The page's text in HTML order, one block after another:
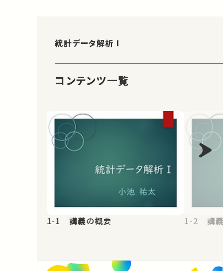
統計データ解析 I
コンテンツ一覧
1-1 講義の概要 1-2 講